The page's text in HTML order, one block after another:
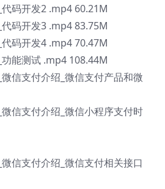
码开发2 .mp4 60.21M
码开发3 .mp4 83.75M
码开发4 .mp4 70.47M
能测试 .mp4 108.44M
信支付介绍_微信支付产品和微
信支付介绍_微信小程序支付时
信支付介绍_微信支付相关接口